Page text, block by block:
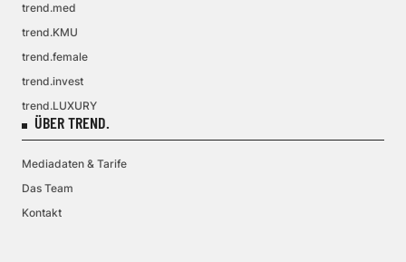
trend.med
trend.KMU
trend.female
trend.invest
trend.LUXURY
ÜBER TREND.
Mediadaten & Tarife
Das Team
Kontakt